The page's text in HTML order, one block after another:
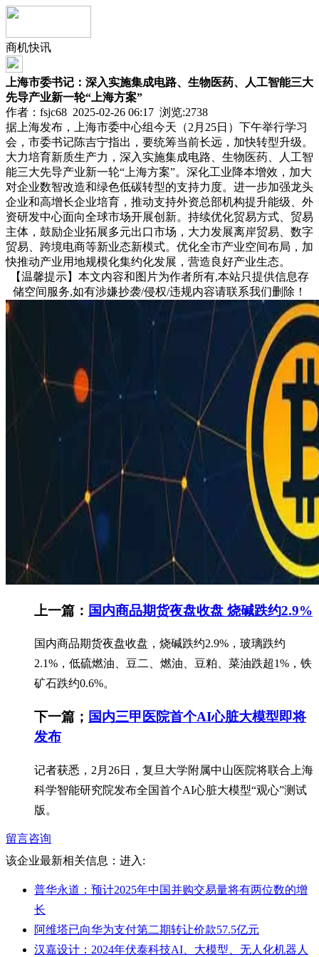
商机快讯
上海市委书记：深入实施集成电路、生物医药、人工智能三大
先导产业新一轮“上海方案”
作者：fsjc68 2025-02-26 06:17 浏览:2738
据上海发布，上海市委中心组今天（2月25日）下午举行学习
会，市委书记陈吉宁指出，要统筹当前长远，加快转型升级。
大力培育新质生产力，深入实施集成电路、生物医药、人工智
能三大先导产业新一轮“上海方案”。深化工业降本增效，加大
对企业数智改造和绿色低碳转型的支持力度。进一步加强龙头
企业和高增长企业培育，推动支持外资总部机构提升能级、外
资研发中心面向全球市场开展创新。持续优化贸易方式、贸易
主体，鼓励企业拓展多元出口市场，大力发展离岸贸易、数字
贸易、跨境电商等新业态新模式。优化全市产业空间布局，加
快推动产业用地规模化集约化发展，营造良好产业生态。
【温馨提示】本文内容和图片为作者所有,本站只提供信息存
储空间服务,如有涉嫌抄袭/侵权/违规内容请联系我们删除！
上一篇： 国内商品期货夜盘收盘 烧碱跌约2.9%
国内商品期货夜盘收盘，烧碱跌约2.9%，玻璃跌约
2.1%，低硫燃油、豆二、燃油、豆粕、菜油跌超1%，铁
矿石跌约0.6%。
下一篇； 国内三甲医院首个AI心脏大模型即将
发布
记者获悉，2月26日，复旦大学附属中山医院将联合上海
科学智能研究院发布全国首个AI心脏大模型“观心”测试
版。
留言咨询
该企业最新相关信息： 进入:
普华永道：预计2025年中国并购交易量将有两位数的增
长
阿维塔已向华为支付第二期转让价款57.5亿元
汉嘉设计：2024年伏泰科技AI、大模型、无人化机器人